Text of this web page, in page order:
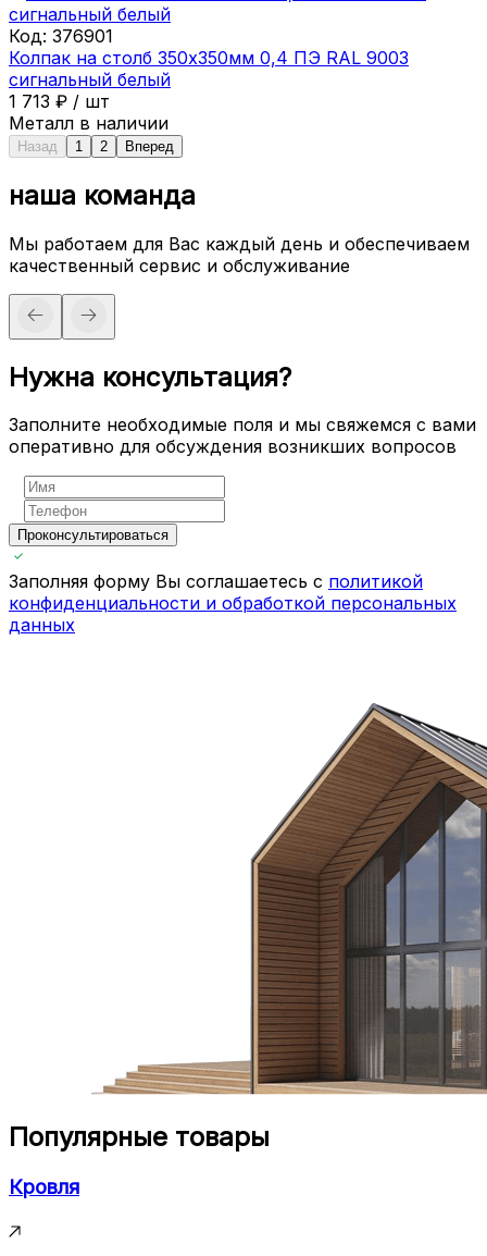
Код: 376901
Колпак на столб 350х350мм 0,4 ПЭ RAL 9003
сигнальный белый
1 713 ₽ / шт
Металл в наличии
Назад 1 2 Вперед
наша команда
Мы работаем для Вас каждый день и обеспечиваем
качественный сервис и обслуживание
Нужна консультация?
Заполните необходимые поля и мы свяжемся с вами
оперативно для обсуждения возникших вопросов
Проконсультироваться
Заполняя форму Вы соглашаетесь с политикой
конфиденциальности и обработкой персональных
данных
Популярные товары
Кровля